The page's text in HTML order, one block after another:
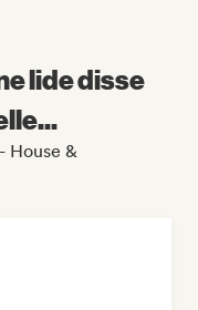
lide disse
House &